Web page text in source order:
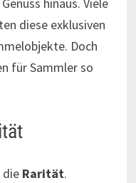
hinaus. Viele
diese exklusiven
Doch
für Sammler so
die Rarität.